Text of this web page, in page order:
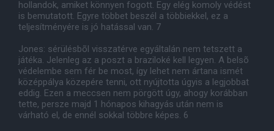
hollandok, amiket könnyen fogott. Egy elég komoly védést
is bemutatott. Egyre többet beszél a többiekkel, ez a
teljesítményére is jó hatással van. 7
Jones: sérülésbõl visszatérve egyáltalán nem tetszett a
játéka. Jelenleg az a poszt a braziloké kell legyen. A belsõ
védelembe sem fér be most, így lehet nem ártana ismét
középpálya közepére tenni, ott nyújtotta úgyis a legjobbat
eddig. Ezen a meccsen nem pörgött úgy, ahogy korábban
tette, persze majd 1 hónapos kihagyás után nem is
várható el, de ennél sokkal többre képes. 6